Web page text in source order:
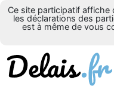
Ce site participatif affiche
les déclarations des
est à même de vous